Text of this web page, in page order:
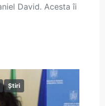
David. Acesta îi
Știri